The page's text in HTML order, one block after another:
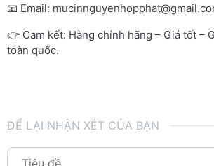
📧 Email:
👉 Cam kết: Hàng chính hãng – Giá tốt –
toàn quốc.
ĐỂ LẠI NHẬN XÉT CỦA BẠN